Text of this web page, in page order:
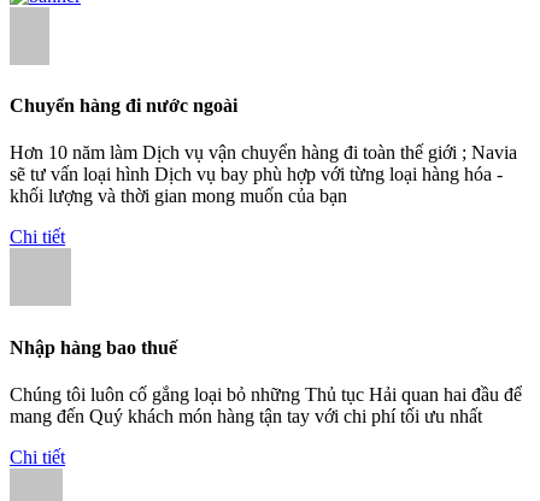
Chuyển hàng đi nước ngoài
Hơn 10 năm làm Dịch vụ vận chuyển hàng đi toàn thế giới ; Navia
sẽ tư vấn loại hình Dịch vụ bay phù hợp với từng loại hàng hóa -
khối lượng và thời gian mong muốn của bạn
Chi tiết
Nhập hàng bao thuế
Chúng tôi luôn cố gắng loại bỏ những Thủ tục Hải quan hai đầu để
mang đến Quý khách món hàng tận tay với chi phí tối ưu nhất
Chi tiết